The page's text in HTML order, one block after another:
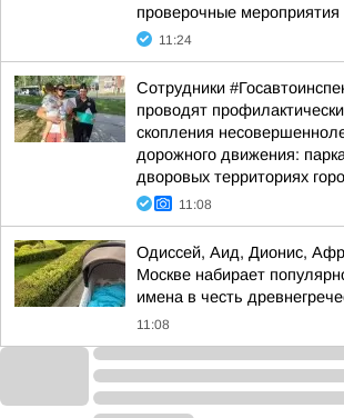
проверочные
11:24
Сотрудники
проводят
скопления
дорожного движения:
дворовых территориях
11:08
Одиссей, Аид, Дионис,
Москве набирает
имена в честь
11:08